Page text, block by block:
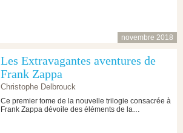
novembre 2018
Les Extravagantes aventures de
Frank Zappa
Christophe Delbrouck
Ce premier tome de la nouvelle trilogie consacrée à
Frank Zappa dévoile des éléments de la…